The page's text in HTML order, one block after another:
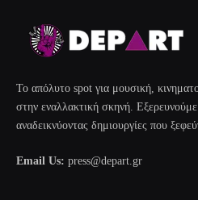
Το απόλυτο spot για μουσική,
στην εναλλακτική σκηνή.
αναδεικνύοντας δημιουργίες που
Email Us: press@depart.gr